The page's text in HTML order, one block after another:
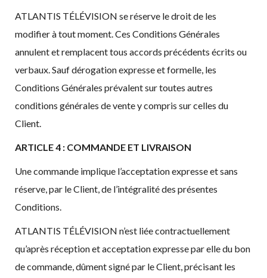
ATLANTIS TÉLÉVISION se réserve le droit de les
modifier à tout moment. Ces Conditions Générales
annulent et remplacent tous accords précédents écrits ou
verbaux. Sauf dérogation expresse et formelle, les
Conditions Générales prévalent sur toutes autres
conditions générales de vente y compris sur celles du
Client.
ARTICLE 4 : COMMANDE ET LIVRAISON
Une commande implique l’acceptation expresse et sans
réserve, par le Client, de l’intégralité des présentes
Conditions.
ATLANTIS TÉLÉVISION n’est liée contractuellement
qu’après réception et acceptation expresse par elle du bon
de commande, dûment signé par le Client, précisant les